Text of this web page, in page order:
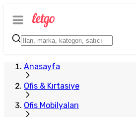
Anasayfa
Ofis & Kırtasiye
Ofis Mobilyaları